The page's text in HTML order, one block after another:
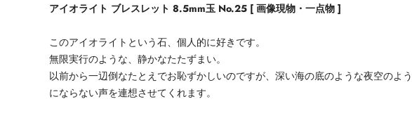
アイオライト ブレスレット 8.5mm玉 No.25 [ 画像現物・一点物 ]
このアイオライトという石、個人的に好きです。
無限実行のような、静かなたたずまい。
以前から一辺倒なたとえでお恥ずかしいのですが、深い海の底のような夜空のよ
にならない声を連想させてくれます。